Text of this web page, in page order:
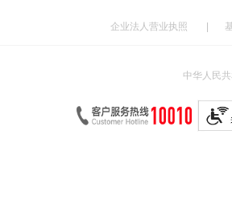
企业法人营业执照
中华人民